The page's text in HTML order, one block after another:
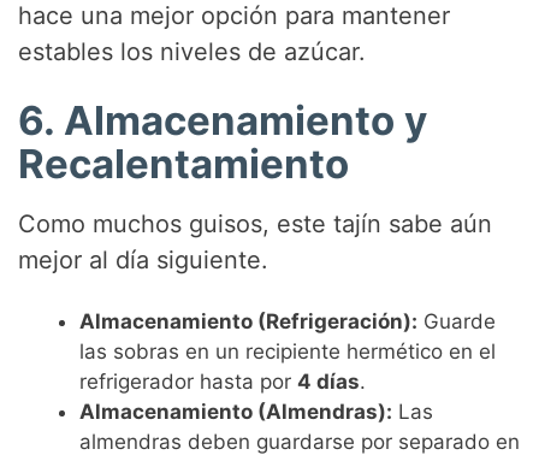
hace una mejor opción para mantener
estables los niveles de azúcar.
6. Almacenamiento y
Recalentamiento
Como muchos guisos, este tajín sabe aún
mejor al día siguiente.
Almacenamiento (Refrigeración): Guarde
las sobras en un recipiente hermético en el
refrigerador hasta por4 días.
Almacenamiento (Almendras): Las
almendras deben guardarse por separado en